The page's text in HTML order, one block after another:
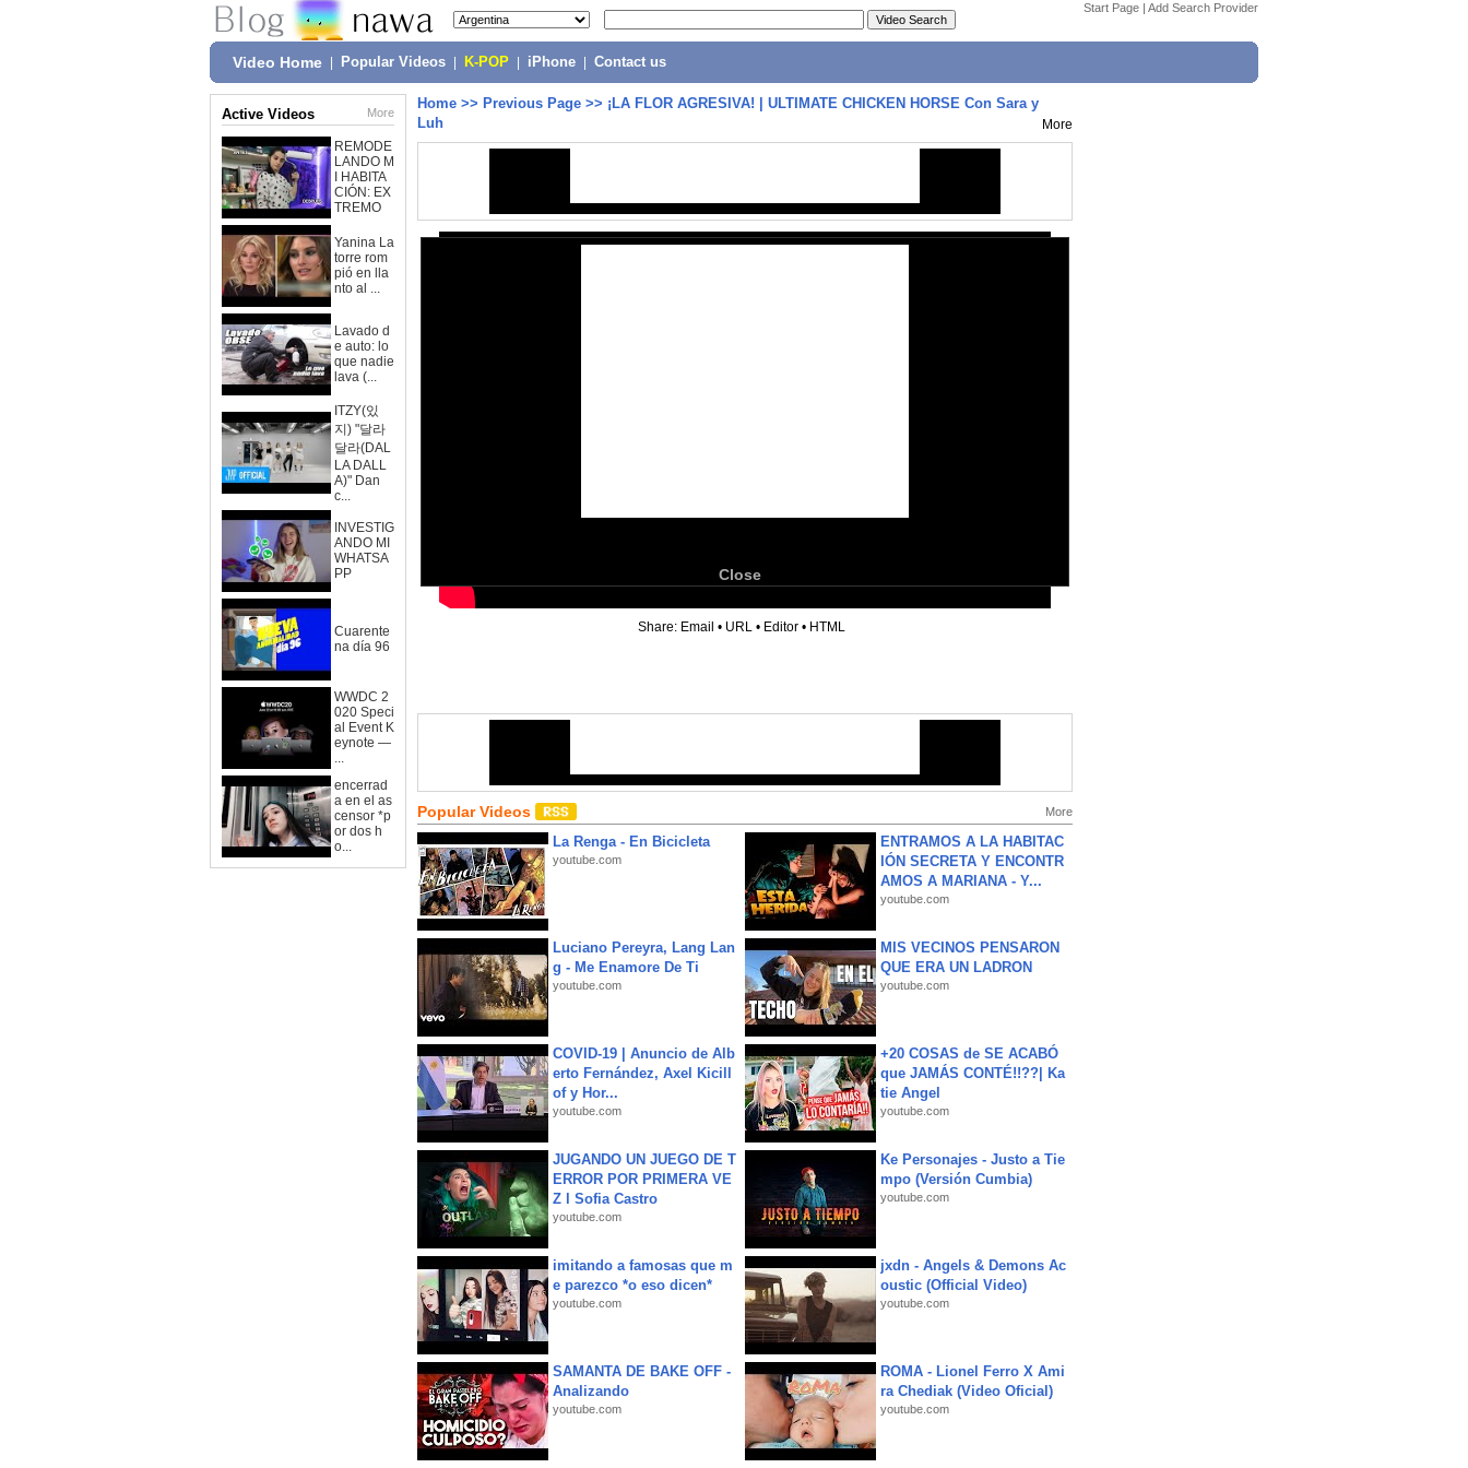
Start Page | Add Search Provider
Video Home Popular Videos K-POP iPhone Contact us
Active Videos More
REMODE
LANDO M
I HABITA
CIÓN: EX
TREMO
Yanina La
torre rom
pió en lla
nto al ...
Lavado d
e auto: lo
que nadie
lava (...
ITZY(있
지) "달라
달라(DAL
LA DALL
A)" Dan
c...
INVESTIG
ANDO MI
WHATSA
PP
Cuarente
na día 96
WWDC 2
020 Speci
al Event K
eynote —
...
encerrad
a en el as
censor *p
or dos h
o...
Home >> Previous Page >> ¡LA FLOR AGRESIVA! | ULTIMATE CHICKEN HORSE Con Sara y
Luh
More
Close
Share: Email • URL • Editor • HTML
Popular Videos More
La Renga - En Bicicleta
youtube.com
ENTRAMOS A LA HABITAC
IÓN SECRETA Y ENCONTR
AMOS A MARIANA - Y...
youtube.com
Luciano Pereyra, Lang Lan
g - Me Enamore De Ti
youtube.com
MIS VECINOS PENSARON
QUE ERA UN LADRON
youtube.com
COVID-19 | Anuncio de Alb
erto Fernández, Axel Kicill
of y Hor...
youtube.com
+20 COSAS de SE ACABÓ
que JAMÁS CONTÉ!!??| Ka
tie Angel
youtube.com
JUGANDO UN JUEGO DE T
ERROR POR PRIMERA VE
Z l Sofia Castro
youtube.com
Ke Personajes - Justo a Tie
mpo (Versión Cumbia)
youtube.com
imitando a famosas que m
e parezco *o eso dicen*
youtube.com
jxdn - Angels & Demons Ac
oustic (Official Video)
youtube.com
SAMANTA DE BAKE OFF -
Analizando
youtube.com
ROMA - Lionel Ferro X Ami
ra Chediak (Video Oficial)
youtube.com